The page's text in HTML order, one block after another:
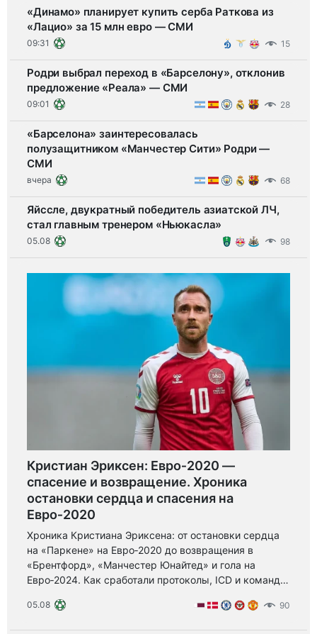
«Динамо» планирует купить серба Раткова из
«Лацио» за 15 млн евро — СМИ
09:31 15
Родри выбрал переход в «Барселону», отклонив
предложение «Реала» — СМИ
09:01 28
«Барселона» заинтересовалась
полузащитником «Манчестер Сити» Родри —
СМИ
вчера 68
Яйссле, двукратный победитель азиатской ЛЧ,
стал главным тренером «Ньюкасла»
05.08 98
Кристиан Эриксен: Евро‑2020 —
спасение и возвращение. Хроника
остановки сердца и спасения на
Евро‑2020
Хроника Кристиана Эриксена: от остановки сердца
на «Паркене» на Евро‑2020 до возвращения в
«Брентфорд», «Манчестер Юнайтед» и гола на
Евро‑2024. Как сработали протоколы, ICD и команда
05.08 90